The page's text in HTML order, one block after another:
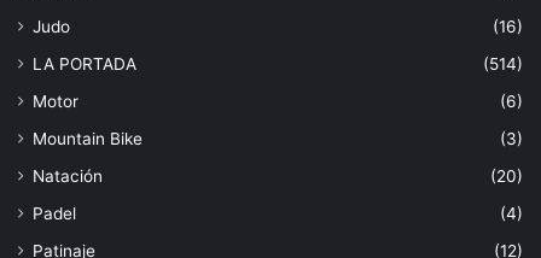
Judo
(16)
LA PORTADA
(514)
Motor
(6)
Mountain Bike
(3)
Natación
(20)
Padel
(4)
Patinaje
(12)